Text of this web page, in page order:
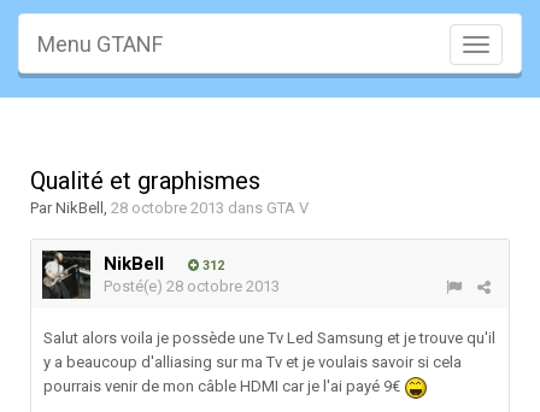
Toggle
Menu GTANF
Qualité et graphismes
ParNikBell , 28 octobre 2013 dans GTA V
NikBell 312
Posté(e) 28 octobre 2013
Salut alors voila je possède une Tv Led Samsung et je trouve qu'il
y a beaucoup d'alliasing sur ma Tv et je voulais savoir si cela
pourrais venir de mon câble HDMI car je l'ai payé 9€